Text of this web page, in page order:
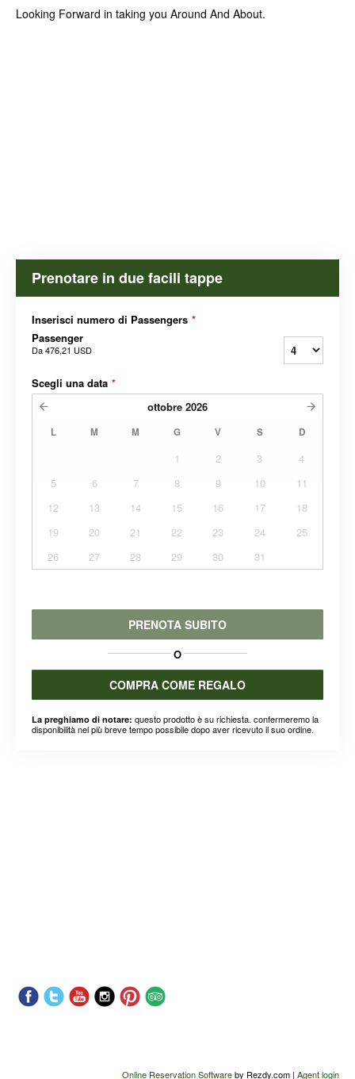
Looking Forward in taking you Around And About.
Prenotare in due facili tappe
Inserisci numero di Passengers *
Passenger
Da476,21 USD
Scegli una data *
ottobre 2026
L M M G V S D
1 2 3
4
5
6 7 8 9 10
11
12
13 14 15 16 17
18
19
20 21 22 23 24
25
26
27 28 29 30 31
PRENOTA SUBITO
O
COMPRA COME REGALO
La preghiamo di notare: questo prodotto è su richiesta. confermeremo la
disponibilità nel più breve tempo possibile dopo aver ricevuto il suo ordine.
Online Reservation Softwareby Rezdy.com | Agent login